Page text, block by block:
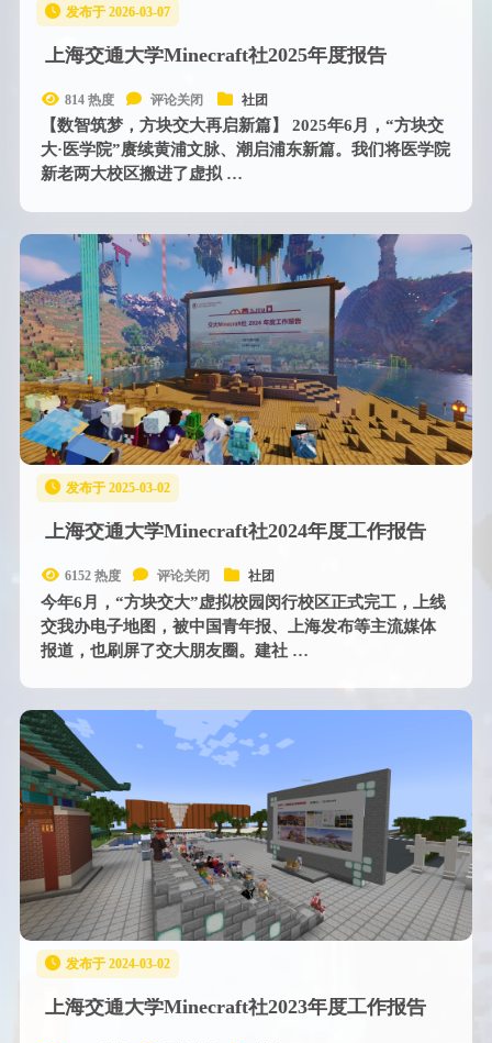
发布于 2026-03-07
上海交通大学Minecraft社2025年度报告
814 热度 评论关闭 社团
【数智筑梦，方块交大再启新篇】 2025年6月，“方块交
大·医学院”赓续黄浦文脉、潮启浦东新篇。我们将医学院
新老两大校区搬进了虚拟 …
发布于 2025-03-02
上海交通大学Minecraft社2024年度工作报告
6152 热度 评论关闭 社团
今年6月，“方块交大”虚拟校园闵行校区正式完工，上线
交我办电子地图，被中国青年报、上海发布等主流媒体
报道，也刷屏了交大朋友圈。建社 …
发布于 2024-03-02
上海交通大学Minecraft社2023年度工作报告